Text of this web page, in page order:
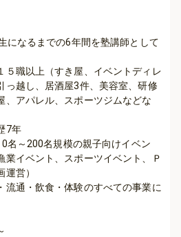
になるまでの6年間を塾講師として
５職以上（すき屋、イベントディレ
っ越し、居酒屋3件、美容室、研修
、アパレル、スポーツジムなどな
7年
名～200名規模の親子向けイベン
業イベント、スポーツイベント、Ｐ
営）
流通・飲食・体験のすべての事業に